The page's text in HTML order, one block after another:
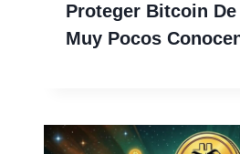
Proteger Bitcoin
Muy Pocos